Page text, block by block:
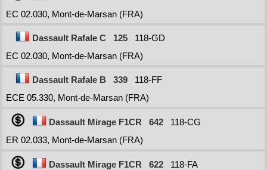
EC 02.030, Mont-de-Marsan (FRA)
Dassault Rafale C 125
118-GD
EC 02.030, Mont-de-Marsan (FRA)
Dassault Rafale B 339
118-FF
ECE 05.330, Mont-de-Marsan (FRA)
Dassault Mirage F1CR 642
118-CG
ER 02.033, Mont-de-Marsan (FRA)
Dassault Mirage F1CR 622
118-FA